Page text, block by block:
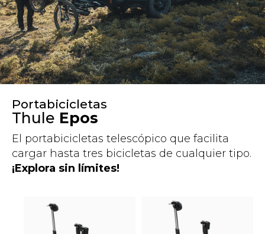
Portabicicletas
Thule Epos
El portabicicletas telescópico que facilita
cargar hasta tres bicicletas de cualquier tipo.
¡Explora sin límites!